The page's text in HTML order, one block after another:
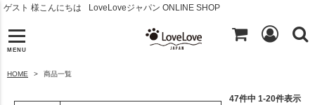
LoveLoveジャパン ONLINE SHOP
ゲスト 様こんにちは
MENU
HOME 商品一覧
47件中 1-20件表示